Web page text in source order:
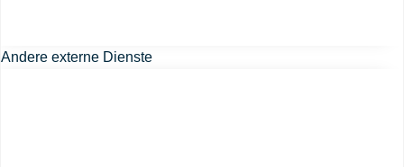
Andere externe Dienste